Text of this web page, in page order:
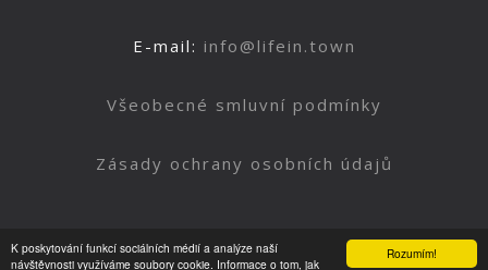
Rozumím!
K poskytování funkcí sociálních médií a analýze naší
návštěvnosti využíváme soubory cookie. Informace o tom, jak
E-mail: info@lifein.town
Všeobecné smluvní podmínky
Zásady ochrany osobních údajů